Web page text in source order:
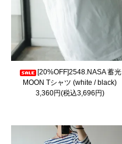
[20%OFF]2548.NASA 蓄光
MOON Tシャツ (white / black)
3,360円(税込3,696円)